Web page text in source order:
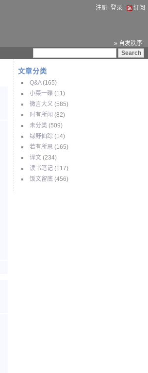
注册 登录 订阅
» 自发秩序
文章分类
Q&A(165)
小菜一碟 (11)
微言大义 (585)
时有所闻 (82)
未分类 (509)
绿野仙踪 (14)
若有所思 (165)
译文 (234)
读书笔记 (117)
饭文留底 (456)